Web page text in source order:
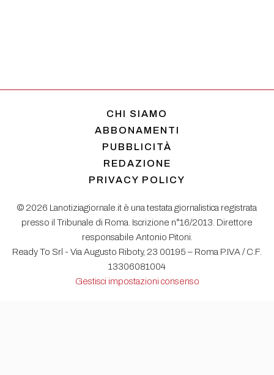
CHI SIAMO
ABBONAMENTI
PUBBLICITÀ
REDAZIONE
PRIVACY POLICY
© 2026 Lanotiziagiornale.it è una testata giornalistica registrata
presso il Tribunale di Roma. Iscrizione n°16/2013. Direttore
responsabile Antonio Pitoni.
Ready To Srl - Via Augusto Riboty, 23 00195 – Roma P.IVA / C.F.
13306081004
Gestisci impostazioni consenso